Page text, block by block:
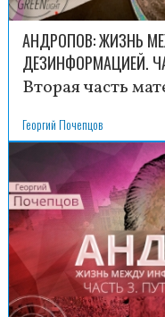
АНДРОПОВ: ЖИЗНЬ
ДЕЗИНФОРМАЦИЕЙ.
Вторая часть
Георгий Почепцов